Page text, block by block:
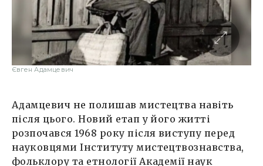
Євген Адамцевич
Адамцевич не полишав мистецтва навіть
після цього. Новий етап у його житті
розпочався 1968 року після виступу перед
науковцями Інституту мистецтвознавства,
фольклору та етнології Академії наук